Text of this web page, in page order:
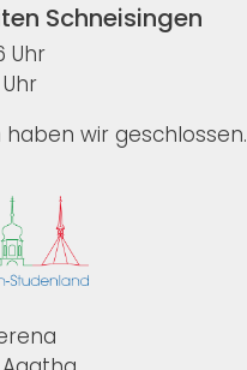
Schneisingen
Uhr
wir geschlossen.